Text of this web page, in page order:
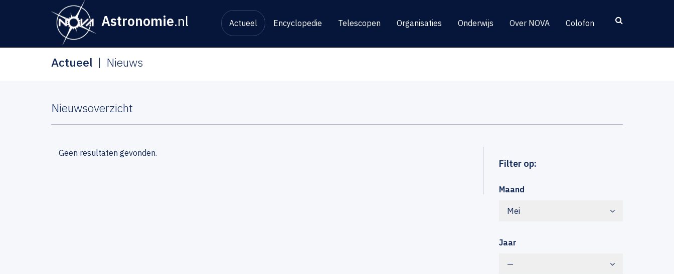
Astronomie.nl Actueel Encyclopedie Telescopen Organisaties Onderwijs Over NOVA Colofon
Actueel Nieuws
Nieuwsoverzicht
Filter op:
Maand
Mei
Jaar
—
Geen resultaten gevonden.